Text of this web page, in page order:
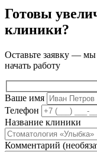
Готовы
клиники?
Оставьте заявку —
начать работу
Ваше имя
Телефон
Название клиники
Комментарий